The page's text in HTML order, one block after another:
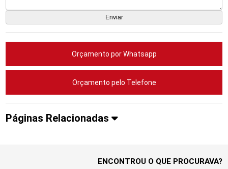
Orçamento por Whatsapp
Orçamento pelo Telefone
Páginas Relacionadas
ENCONTROU O QUE PROCURAVA?